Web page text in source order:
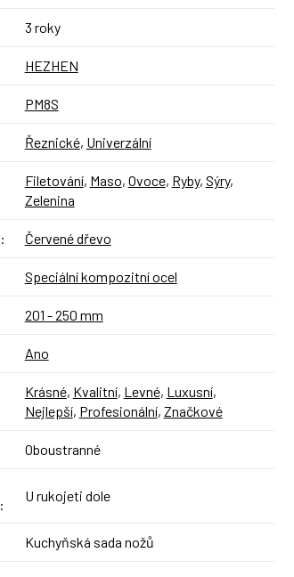
3 roky
HEZHEN
PM8S
Řeznické, Univerzální
Filetování, Maso, Ovoce, Ryby, Sýry,
Zelenina
: Červené dřevo
Speciální kompozitní ocel
201 - 250 mm
Ano
Krásné, Kvalitní, Levné, Luxusní,
Nejlepší, Profesionální, Značkové
Oboustranné
:
U rukojeti dole
Kuchyňská sada nožů